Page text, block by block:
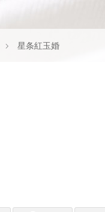
星条紅玉婚